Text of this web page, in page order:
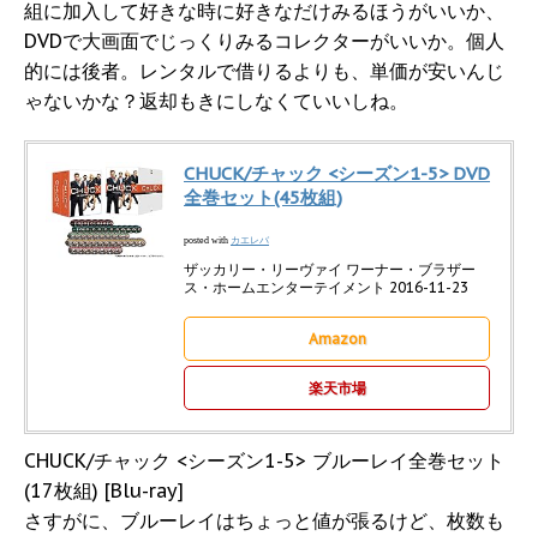
組に加入して好きな時に好きなだけみるほうがいいか、
DVDで大画面でじっくりみるコレクターがいいか。個人
的には後者。レンタルで借りるよりも、単価が安いんじ
ゃないかな？返却もきにしなくていいしね。
CHUCK/チャック <シーズン1-5> DVD
全巻セット(45枚組)
posted with カエレバ
ザッカリー・リーヴァイ ワーナー・ブラザー
ス・ホームエンターテイメント 2016-11-23
Amazon
楽天市場
CHUCK/チャック <シーズン1-5> ブルーレイ全巻セット
(17枚組) [Blu-ray]
さすがに、ブルーレイはちょっと値が張るけど、枚数も